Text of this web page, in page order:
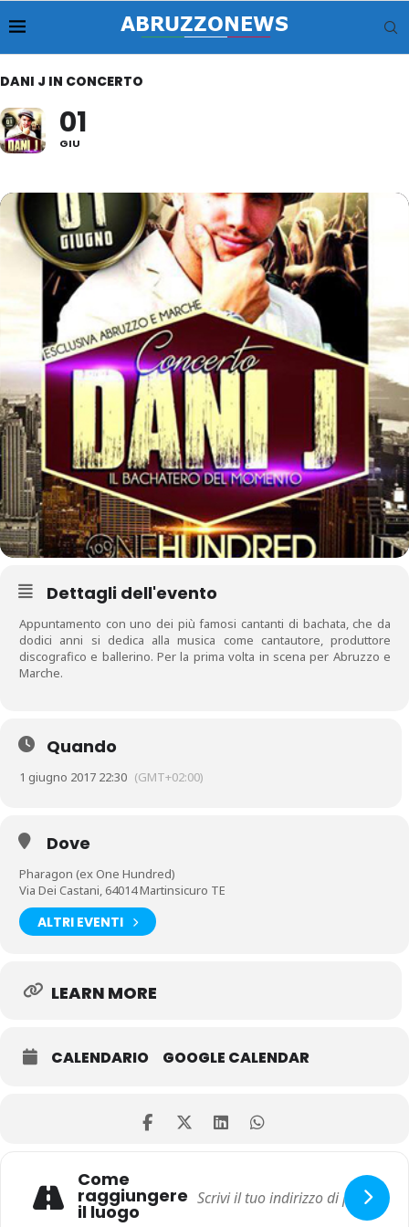
DANI J IN CONCERTO
01
GIU
Dettagli dell'evento
Appuntamento con uno dei più famosi cantanti di bachata, che da
dodici anni si dedica alla musica come cantautore, produttore
discografico e ballerino. Per la prima volta in scena per Abruzzo e
Marche.
Quando
1 giugno 2017 22:30 (GMT+02:00)
Dove
Pharagon (ex One Hundred)
Via Dei Castani, 64014 Martinsicuro TE
ALTRI EVENTI
LEARN MORE
CALENDARIO GOOGLE CALENDAR
Come
raggiungere
il luogo